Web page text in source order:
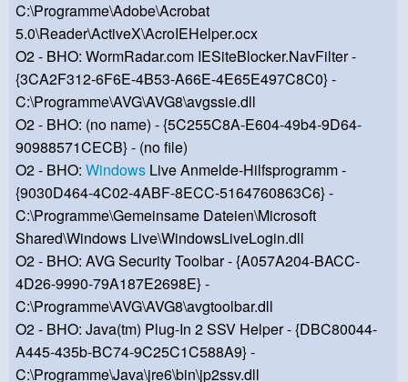
C:\Programme\Adobe\Acrobat
5.0\Reader\ActiveX\AcroIEHelper.ocx
O2 - BHO: WormRadar.com IESiteBlocker.NavFilter -
{3CA2F312-6F6E-4B53-A66E-4E65E497C8C0} -
C:\Programme\AVG\AVG8\avgssie.dll
O2 - BHO: (no name) - {5C255C8A-E604-49b4-9D64-
90988571CECB} - (no file)
O2 - BHO: Windows Live Anmelde-Hilfsprogramm -
{9030D464-4C02-4ABF-8ECC-5164760863C6} -
C:\Programme\Gemeinsame Dateien\Microsoft
Shared\Windows Live\WindowsLiveLogin.dll
O2 - BHO: AVG Security Toolbar - {A057A204-BACC-
4D26-9990-79A187E2698E} -
C:\Programme\AVG\AVG8\avgtoolbar.dll
O2 - BHO: Java(tm) Plug-In 2 SSV Helper - {DBC80044-
A445-435b-BC74-9C25C1C588A9} -
C:\Programme\Java\jre6\bin\jp2ssv.dll